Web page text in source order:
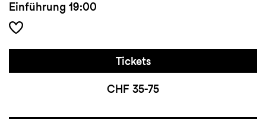
Einführung 19:00
Tickets
CHF 35-75